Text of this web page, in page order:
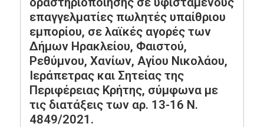
επαγγελματίες πωλητές υπαίθριου
εμπορίου, σε λαϊκές αγορές των
Δήμων Ηρακλείου, Φαιστού,
Ρεθύμνου, Χανίων, Αγίου Νικολάου,
Ιεράπετρας και Σητείας της
Περιφέρειας Κρήτης, σύμφωνα με
τις διατάξεις των αρ. 13-16 Ν.
4849/2021.